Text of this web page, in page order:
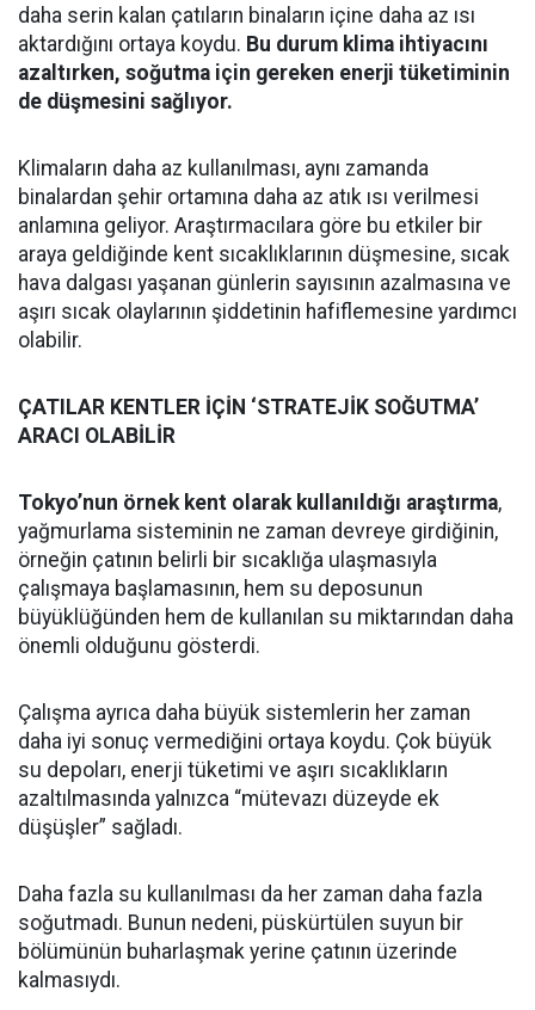
daha serin kalan çatıların binaların içine daha az ısı
aktardığını ortaya koydu. Bu durum klima ihtiyacını
azaltırken, soğutma için gereken enerji tüketiminin
de düşmesini sağlıyor.
Klimaların daha az kullanılması, aynı zamanda
binalardan şehir ortamına daha az atık ısı verilmesi
anlamına geliyor. Araştırmacılara göre bu etkiler bir
araya geldiğinde kent sıcaklıklarının düşmesine, sıcak
hava dalgası yaşanan günlerin sayısının azalmasına ve
aşırı sıcak olaylarının şiddetinin hafiflemesine yardımcı
olabilir.
ÇATILAR KENTLER İÇİN ‘STRATEJİK SOĞUTMA’
ARACI OLABİLİR
Tokyo’nun örnek kent olarak kullanıldığı araştırma,
yağmurlama sisteminin ne zaman devreye girdiğinin,
örneğin çatının belirli bir sıcaklığa ulaşmasıyla
çalışmaya başlamasının, hem su deposunun
büyüklüğünden hem de kullanılan su miktarından daha
önemli olduğunu gösterdi.
Çalışma ayrıca daha büyük sistemlerin her zaman
daha iyi sonuç vermediğini ortaya koydu. Çok büyük
su depoları, enerji tüketimi ve aşırı sıcaklıkların
azaltılmasında yalnızca “mütevazı düzeyde ek
düşüşler” sağladı.
Daha fazla su kullanılması da her zaman daha fazla
soğutmadı. Bunun nedeni, püskürtülen suyun bir
bölümünün buharlaşmak yerine çatının üzerinde
kalmasıydı.